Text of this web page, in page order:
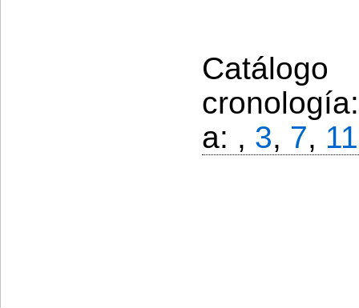
a: , 3, 7, 11